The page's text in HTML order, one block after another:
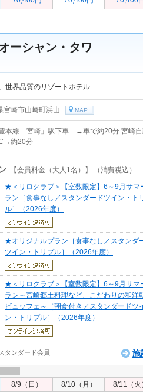
ーシャン・タワ
世界品質のリゾートホテル
宮崎市山崎町浜山 MAP
本線「宮崎」駅下車 →車で約20分 宮崎自
約20分
【会員料金（大人1名）】 （消費税込）
★＜リロクラブ＞【室数限定】6～9月サマ
ラン［食事なし／スタンダードツイン・ト
ル］（2026年度）
★オリジナルプラン［食事なし／スタンダ
ツイン・トリプル］（2026年度）
★＜リロクラブ＞【室数限定】6～9月サマ
ラン～宮崎郷土料理など、こだわりの和洋
ビュッフェ～［朝食付き／スタンダードツ
ン・トリプル］（2026年度）
スタンダード会員 施
8/9（日） 8/10（月） 8/11（火